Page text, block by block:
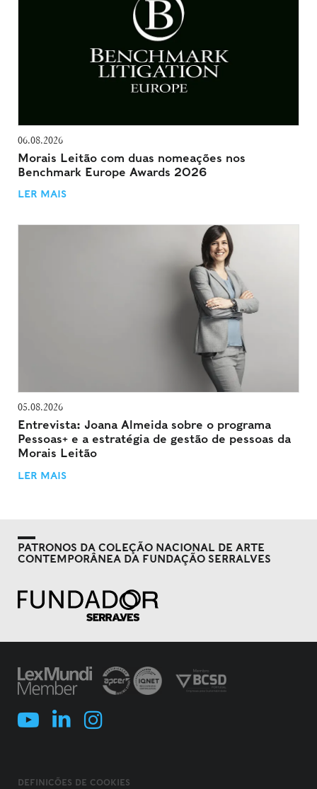
06.08.2026
Morais Leitão com duas nomeações nos
Benchmark Europe Awards 2026
LER MAIS
05.08.2026
Entrevista: Joana Almeida sobre o programa
Pessoas+ e a estratégia de gestão de pessoas da
Morais Leitão
LER MAIS
PATRONOS DA COLEÇÃO NACIONAL DE ARTE
CONTEMPORÂNEA DA FUNDAÇÃO SERRALVES
DEFINIÇÕES DE COOKIES